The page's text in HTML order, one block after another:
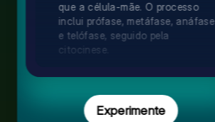
que a célula-mãe. O processo
inclui prófase, metáfase, anáfase
e telófase, seguido pela
citocinese.
Experimente